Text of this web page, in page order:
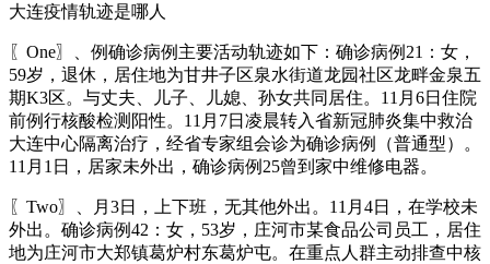
大连疫情轨迹是哪人
〖One〗、例确诊病例主要活动轨迹如下：确诊病例21：女，
59岁，退休，居住地为甘井子区泉水街道龙园社区龙畔金泉五
期K3区。与丈夫、儿子、儿媳、孙女共同居住。11月6日住院
前例行核酸检测阳性。11月7日凌晨转入省新冠肺炎集中救治
大连中心隔离治疗，经省专家组会诊为确诊病例（普通型）。
11月1日，居家未外出，确诊病例25曾到家中维修电器。
〖Two〗、月3日，上下班，无其他外出。11月4日，在学校未
外出。确诊病例42：女，53岁，庄河市某食品公司员工，居住
地为庄河市大郑镇葛炉村东葛炉屯。在重点人群主动排查中核